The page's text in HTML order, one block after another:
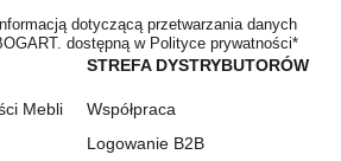
Mebli
STREFA DYSTRYBUTORÓW
Współpraca
Logowanie B2B
dotyczącą przetwarzania danych
dostępną w Polityce prywatności*